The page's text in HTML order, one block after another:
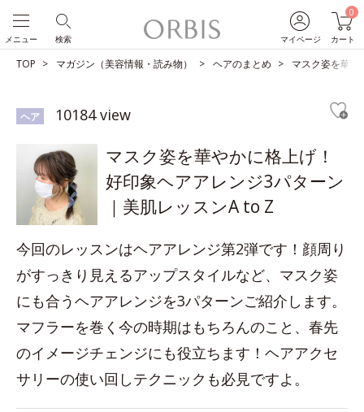
マイページ
0
カート
検索
メニュー
TOP マガジン（美容情報・読み物） ヘアのまとめ マスク姿を華
ヘア 10184 view
マスク姿を華やかに格上げ！
好印象ヘアアレンジ3パターン
｜美肌レッスンA to Z
今回のレッスンはヘアアレンジ第2弾です！顔周り
がすっきり見えるアップスタイルなど、マスク姿
にも合うヘアアレンジを3パターンご紹介します。
マフラーを巻く今の時期はもちろんのこと、春先
のイメージチェンジにも役立ちます！ヘアアクセ
サリーの使い回しテクニックも必見ですよ。